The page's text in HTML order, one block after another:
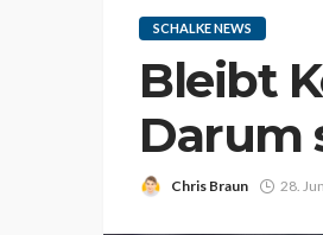
SCHALKE NEWS
Bleibt
Darum
Chris Braun 28.